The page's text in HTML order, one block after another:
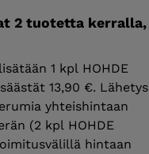
2 tuotetta kerralla,
1 kpl HOHDE
13,90 €. Lähetys
yhteishintaan
(2 kpl HOHDE
hintaan